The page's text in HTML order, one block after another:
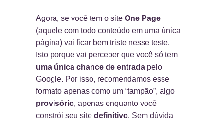
Agora, se você tem o site One Page
(aquele com todo conteúdo em uma única
página) vai ficar bem triste nesse teste.
Isto porque vai perceber que você só tem
uma única chance de entrada pelo
Google. Por isso, recomendamos esse
formato apenas como um “tampão”, algo
provisório, apenas enquanto você
constrói seu site definitivo. Sem dúvida